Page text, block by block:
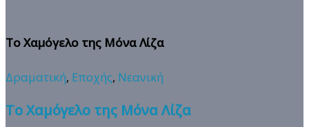
Το Χαμόγελο της Μόνα Λίζα
Δραματική, Εποχής, Νεανική
Το Χαμόγελο της Μόνα Λίζα